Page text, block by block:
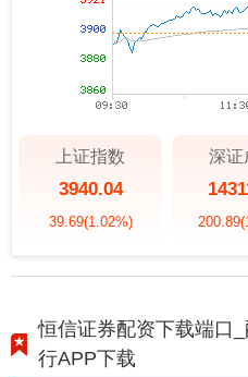
上证指数
3940.04
39.69(1.02%)
深证
200.89
恒信证券配资下载端口
行APP下载